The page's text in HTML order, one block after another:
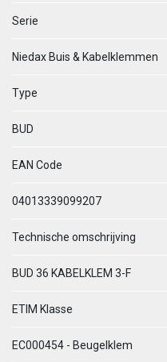
Serie
Niedax Buis & Kabelklemmen
Type
BUD
EAN Code
04013339099207
Technische omschrijving
BUD 36 KABELKLEM 3-F
ETIM Klasse
EC000454 - Beugelklem